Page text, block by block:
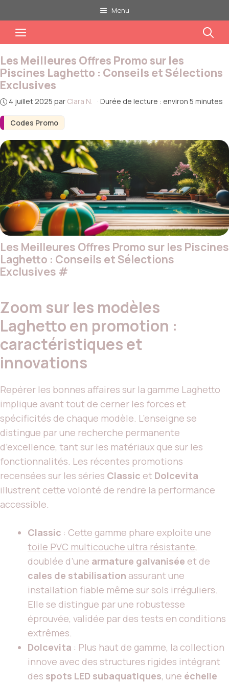
au
contenu
Menu
Menu
Codes Promo
Les Meilleures Offres Promo sur les
Piscines Laghetto : Conseils et Sélections
Exclusives
4 juillet 2025 par Clara N. · Durée de lecture : environ 5 minutes
Les Meilleures Offres Promo sur les Piscines
Laghetto : Conseils et Sélections
Exclusives #
Zoom sur les modèles
Laghetto en promotion :
caractéristiques et
innovations
Repérer les bonnes affaires sur la gamme Laghetto
implique avant tout de cerner les forces et
spécificités de chaque modèle. L’enseigne se
distingue par une recherche permanente
d’excellence, tant sur les matériaux que sur les
fonctionnalités. Les récentes promotions
recensées sur les séries Classic et Dolcevita
illustrent cette volonté de rendre la performance
accessible.
Classic : Cette gamme phare exploite une
toile PVC multicouche ultra résistante,
doublée d’une armature galvanisée et de
cales de stabilisation assurant une
installation fiable même sur sols irréguliers.
Elle se distingue par une robustesse
éprouvée, validée par des tests en conditions
extrêmes.
Dolcevita : Plus haut de gamme, la collection
innove avec des structures rigides intégrant
des spots LED subaquatiques, une échelle